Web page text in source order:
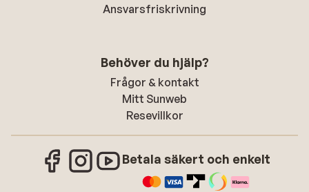
Ansvarsfriskrivning
Behöver du hjälp?
Frågor & kontakt
Mitt Sunweb
Resevillkor
Betala säkert och enkelt